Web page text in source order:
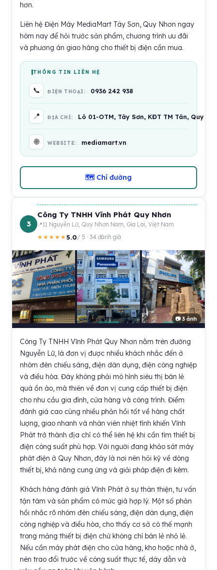
hơn.
Liên hệ Điện Máy MediaMart Tây Sơn, Quy Nhơn ngay
hôm nay để hỏi trước sản phẩm, chương trình ưu đãi
và phương án giao hàng cho thiết bị điện cần mua.
THÔNG TIN LIÊN HỆ
📞 ĐIỆN THOẠI: 0936 242 938
📍 ĐỊA CHỈ: Lô 01-OTM, Tây Sơn, KĐT TM Tân, Quy
🌐 WEBSITE: mediamart.vn
🗺 Chỉ đường
3
Công Ty TNHH Vĩnh Phát Quy Nhơn
11 Nguyễn Lữ, Quy Nhơn Nam, Gia Lai, Việt Nam
★★★★★5.0/ 5 · 34 đánh giá
📷 3 ảnh
Công Ty TNHH Vĩnh Phát Quy Nhơn nằm trên đường
Nguyễn Lữ, là đơn vị được nhiều khách nhắc đến ở
nhóm đèn chiếu sáng, điện dân dụng, điện công nghiệp
và điều hòa. Đây không phải mô hình siêu thị bán lẻ
quá ồn ào, mà thiên về đơn vị cung cấp thiết bị điện
cho nhu cầu gia đình, cửa hàng và công trình. Điểm
đánh giá cao cùng nhiều phản hồi tốt về hàng chất
lượng, giao nhanh và nhân viên nhiệt tình khiến Vĩnh
Phát trở thành địa chỉ có thể liên hệ khi cần tìm thiết bị
điện công suất phù hợp. Với người đang khảo sát máy
phát điện ở Quy Nhơn, đây là nơi nên hỏi kỹ về dòng
thiết bị, khả năng cung ứng và giải pháp điện đi kèm.
Khách hàng đánh giá Vĩnh Phát ở sự thân thiện, tư vấn
tận tâm và sản phẩm có mức giá hợp lý. Một số phản
hồi nhắc rõ nhóm đèn chiếu sáng, điện dân dụng, điện
công nghiệp và điều hòa, cho thấy cơ sở có thế mạnh
trong mảng thiết bị điện chứ không chỉ bán lẻ nhỏ lẻ.
Nếu cần máy phát điện cho cửa hàng, kho hoặc nhà ở,
nên trao đổi trước về công suất thực tế, dây dẫn và